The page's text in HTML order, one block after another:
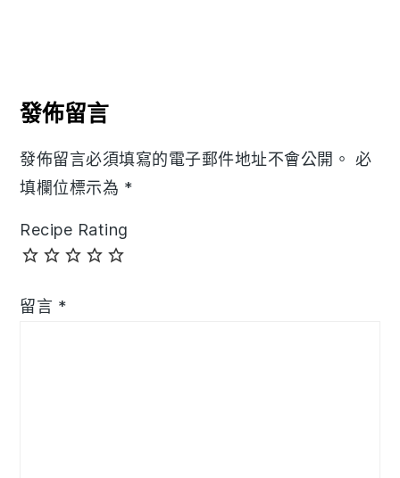
Interactions
發佈留言
發佈留言必須填寫的電子郵件地址不會公開。 必
填欄位標示為 *
Recipe Rating
留言 *